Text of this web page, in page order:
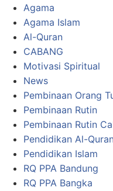
Agama
Agama Islam
Al-Quran
CABANG
Motivasi Spiritual
News
Pembinaan Orang
Pembinaan Rutin
Pembinaan Rutin
Pendidikan Al-
Pendidikan Islam
RQ PPA Bandung
RQ PPA Bangka